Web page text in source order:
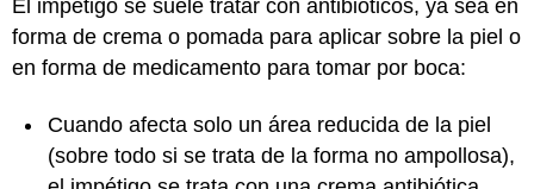
El impétigo se suele tratar con antibióticos, ya sea en
forma de crema o pomada para aplicar sobre la piel o
en forma de medicamento para tomar por boca:
Cuando afecta solo un área reducida de la piel
(sobre todo si se trata de la forma no ampollosa),